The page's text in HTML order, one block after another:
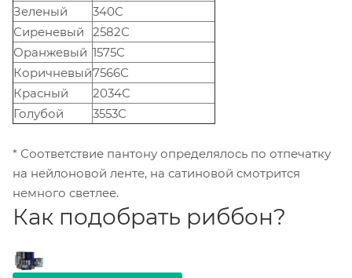
Зеленый
340С
Сиреневый
2582С
Оранжевый 1575С
Коричневый7566С
Красный
2034С
Голубой
3553С
* Соответствие пантону определялось по отпечатку
на нейлоновой ленте, на сатиновой смотрится
немного светлее.
Как подобрать риббон?